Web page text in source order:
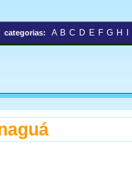
categorias: A B C D E F G H